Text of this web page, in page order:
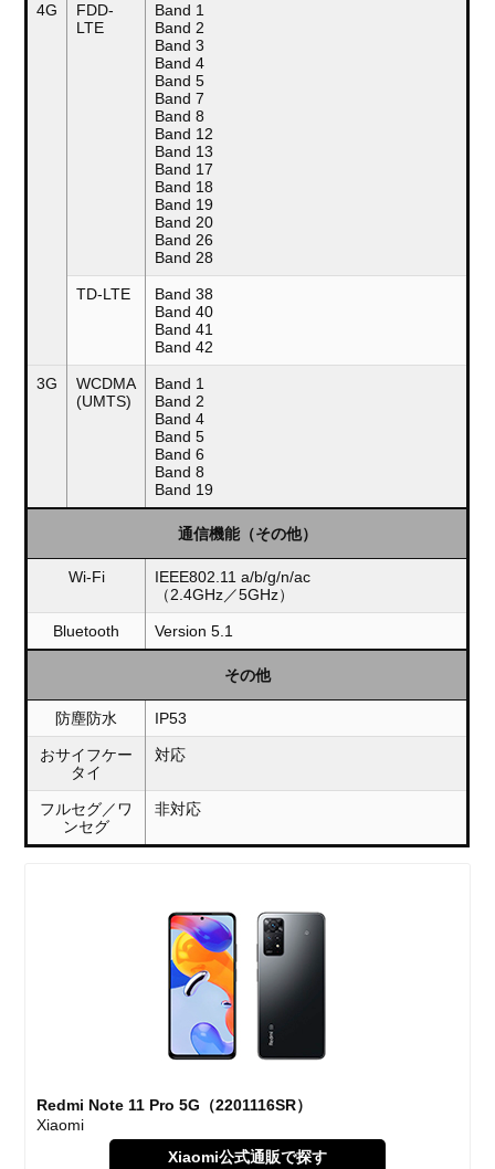
4G
FDD-
LTE
Band 1
Band 2
Band 3
Band 4
Band 5
Band 7
Band 8
Band 12
Band 13
Band 17
Band 18
Band 19
Band 20
Band 26
Band 28
TD-LTE
Band 38
Band 40
Band 41
Band 42
3G
WCDMA
(UMTS)
Band 1
Band 2
Band 4
Band 5
Band 6
Band 8
Band 19
通信機能（その他）
Wi-Fi
IEEE802.11 a/b/g/n/ac
（2.4GHz／5GHz）
Bluetooth Version 5.1
その他
防塵防水 IP53
おサイフケー
タイ
対応
フルセグ／ワ
ンセグ
非対応
Redmi Note 11 Pro 5G（2201116SR）
Xiaomi
Xiaomi公式通販で探す